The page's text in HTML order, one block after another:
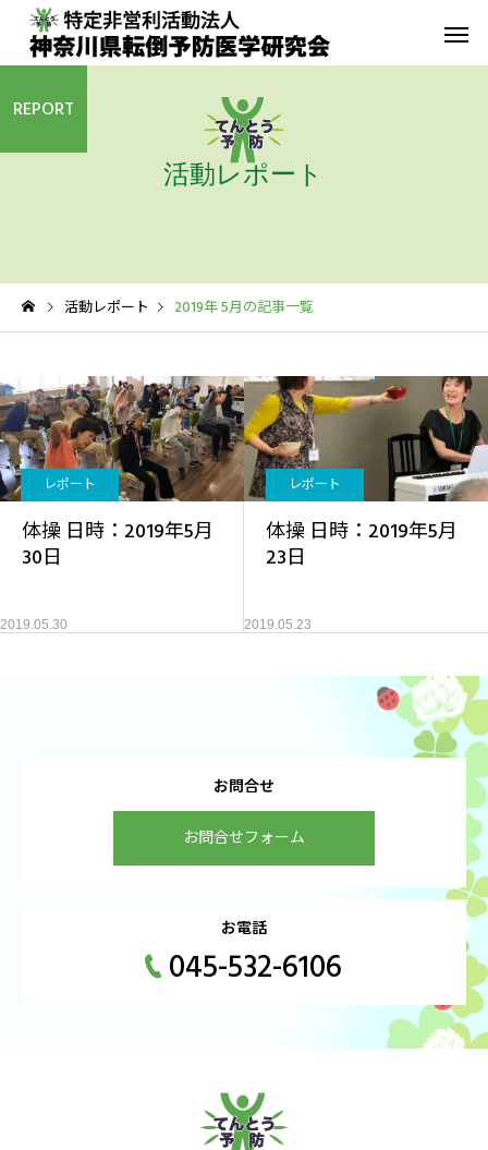
その他の活動
2023年間活動報告
青葉GoGoクラブ
活動レポート
REPORT
活動レポート 2019年 5月の記事一覧
レポート
体操 日時：2019年5月
30日
2019.05.30
レポート
体操 日時：2019年5月
23日
2019.05.23
お問合せ
お問合せフォーム
お電話
045-532-6106